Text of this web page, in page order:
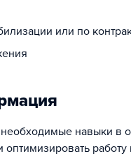
или по
навыки в
оптимизировать